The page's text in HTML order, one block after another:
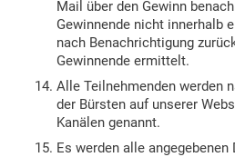
Mail über den Gewinn
Gewinnende nicht innerhalb
nach Benachrichtigung
Gewinnende ermittelt.
Alle Teilnehmenden werden
der Bürsten auf unserer
Kanälen genannt.
Es werden alle angegebenen